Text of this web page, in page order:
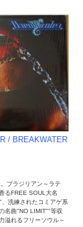
‎/ BREAKWATER
ブラジリアン～ラテ
るFREE SOUL大名
洗練されたコミアゲ系
名曲"NO LIMIT""等収
溢れるフリーソウル～